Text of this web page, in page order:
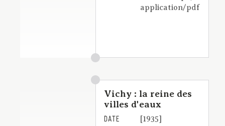
application/pdf
Vichy : la reine des
villes d'eaux
DATE [1935]